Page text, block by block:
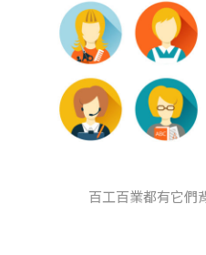
百工百業都有它們